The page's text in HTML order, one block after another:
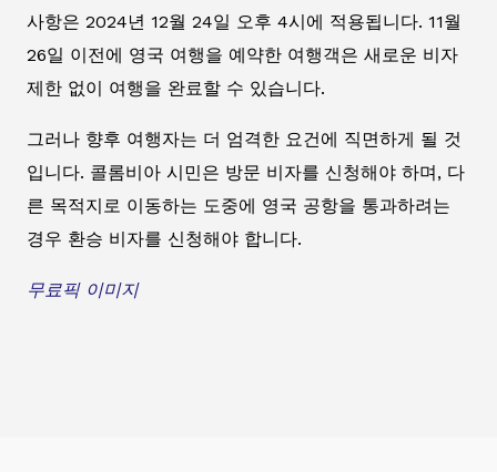
사항은 2024년 12월 24일 오후 4시에 적용됩니다. 11월
26일 이전에 영국 여행을 예약한 여행객은 새로운 비자
제한 없이 여행을 완료할 수 있습니다.
그러나 향후 여행자는 더 엄격한 요건에 직면하게 될 것
입니다. 콜롬비아 시민은 방문 비자를 신청해야 하며, 다
른 목적지로 이동하는 도중에 영국 공항을 통과하려는
경우 환승 비자를 신청해야 합니다.
무료픽 이미지